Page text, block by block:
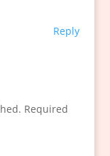
Reply
Required